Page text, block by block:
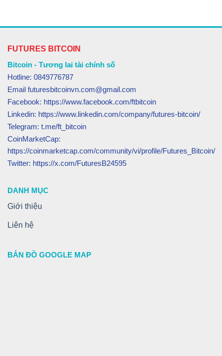
FUTURES BITCOIN
Bitcoin - Tương lai tài chính số
Hotline: 0849776787
Email futuresbitcoinvn.com@gmail.com
Facebook: https://www.facebook.com/ftbitcoin
Linkedin: https://www.linkedin.com/company/futures-bitcoin/
Telegram: t.me/ft_bitcoin
CoinMarketCap:
https://coinmarketcap.com/community/vi/profile/Futures_Bitcoin/
Twitter: https://x.com/FuturesB24595
DANH MỤC
Giới thiệu
Liên hệ
BẢN ĐỒ GOOGLE MAP